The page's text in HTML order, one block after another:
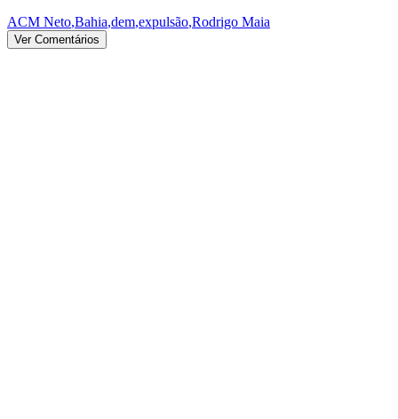
ACM Neto,Bahia,dem,expulsão,Rodrigo Maia
Ver Comentários